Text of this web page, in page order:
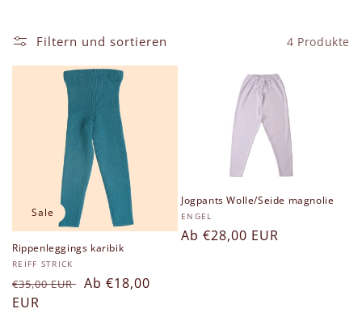
e
:
Filtern und sortieren 4 Produkte
Sale
Rippenleggings karibik
Anbieter:
REIFF STRICK
Normaler
Preis
€35,00 EUR Verkaufspreis
Ab €18,00
EUR
Jogpants Wolle/Seide magnolie
Anbieter:
ENGEL
Normaler
Ab €28,00 EUR